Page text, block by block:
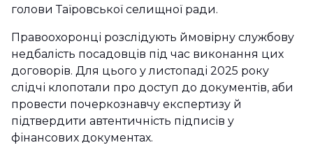
голови Таїровської селищної ради.
Правоохоронці розслідують ймовірну службову
недбалість посадовців під час виконання цих
договорів. Для цього у листопаді 2025 року
слідчі клопотали про доступ до документів, аби
провести почеркознавчу експертизу й
підтвердити автентичність підписів у
фінансових документах.